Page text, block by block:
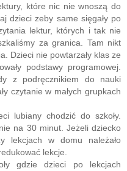
które nic nie wnoszą do
dzieci zeby same sięgały po
lektur, których i tak nie
za granica. Tam nikt
Dzieci nie powtarzały klas ze
podstawy programowej.
z podręcznikiem do nauki
czytanie w małych grupkach
lubiany chodzić do szkoły.
na 30 minut. Jeżeli dziecko
lekcjach w domu należało
lekcje.
gdzie dzieci po lekcjach